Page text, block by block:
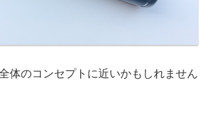
体のコンセプトに近いかもしれません